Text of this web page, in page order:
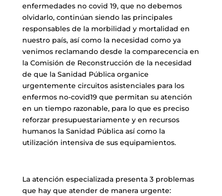
enfermedades no covid 19, que no debemos
olvidarlo, continúan siendo las principales
responsables de la morbilidad y mortalidad en
nuestro país, así como la necesidad como ya
venimos reclamando desde la comparecencia en
la Comisión de Reconstrucción de la necesidad
de que la Sanidad Pública organice
urgentemente circuitos asistenciales para los
enfermos no-covid19 que permitan su atención
en un tiempo razonable, para lo que es preciso
reforzar presupuestariamente y en recursos
humanos la Sanidad Pública así como la
utilización intensiva de sus equipamientos.
La atención especializada presenta 3 problemas
que hay que atender de manera urgente: